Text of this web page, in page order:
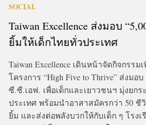
SOCIAL
Taiwan Excellence ส่งมอบ
ยิ้มให้เด็กไทยทั่วประเทศ
Taiwan Excellence เดินหน้าจัดกิจกรรม
โครงการ “High Five to Thrive” ส่งมอ
ซี.ซี.เอฟ. เพื่อเด็กและเยาวชนฯ มุ่งยก
ประเทศ พร้อมนำอาสาสมัครกว่า 50 ชี
ยิ้ม และส่งต่อพลังบวกให้กับเด็ก ๆ โรง